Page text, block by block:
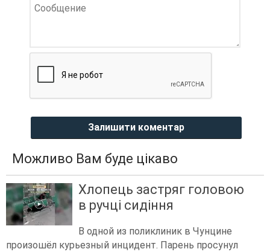
Залишити коментар
Можливо Вам буде цікаво
Хлопець застряг головою
в ручці сидіння
В одной из поликлиник в Чунцине
произошёл курьезный инцидент. Парень просунул